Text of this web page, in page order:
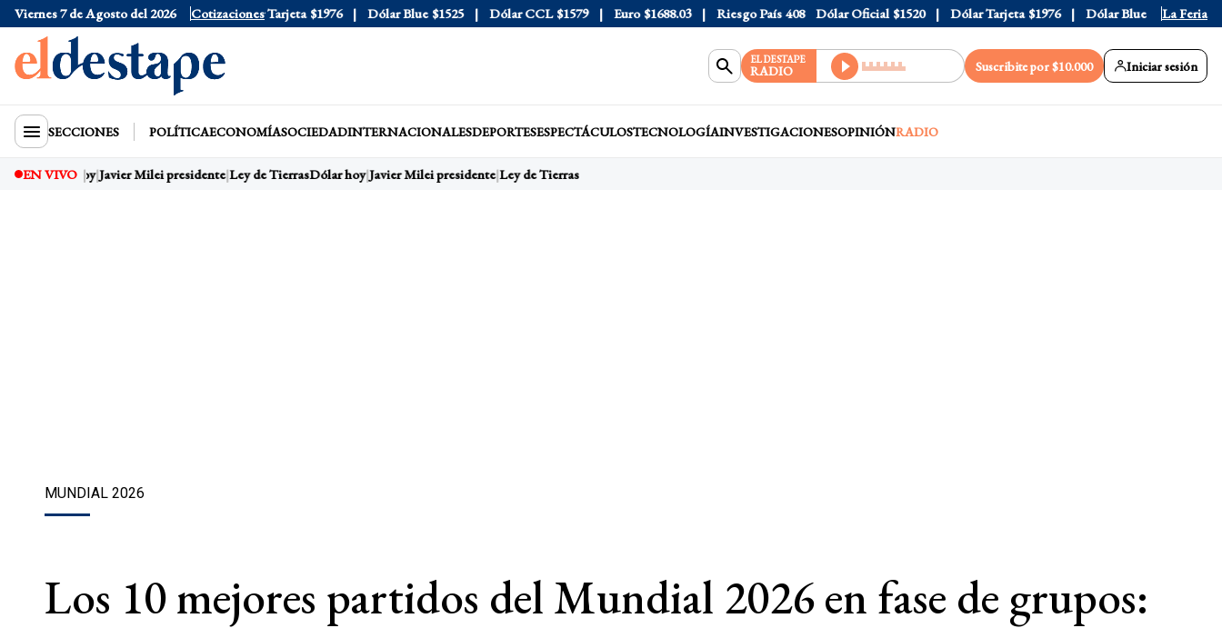
Viernes 7 de Agosto del 2026 Cotizaciones
Dólar Oficial $1520 Dólar Tarjeta $1976 Dólar Blue $1525 Dólar CCL $1579 Euro $1688.03 Riesgo País 408 Dólar Oficial $1520 Dólar Tarjeta $1976 Dólar Blue $1525 La Feria
EL DESTAPE
RADIO Suscribite por $10.000 Iniciar sesión
SECCIONES POLÍTICAECONOMÍASOCIEDADINTERNACIONALESDEPORTESESPECTÁCULOSTECNOLOGÍAINVESTIGACIONESOPINIÓNRADIO
EN VIVO
Dólar hoy Javier Milei presidente Ley de TierrasDólar hoy Javier Milei presidente Ley de Tierras
MUNDIAL 2026
Los 10 mejores partidos del Mundial 2026 en fase de grupos: